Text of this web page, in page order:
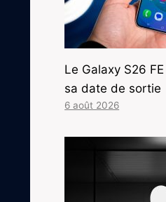
Le Galaxy S26
sa date de sortie
6 août 2026